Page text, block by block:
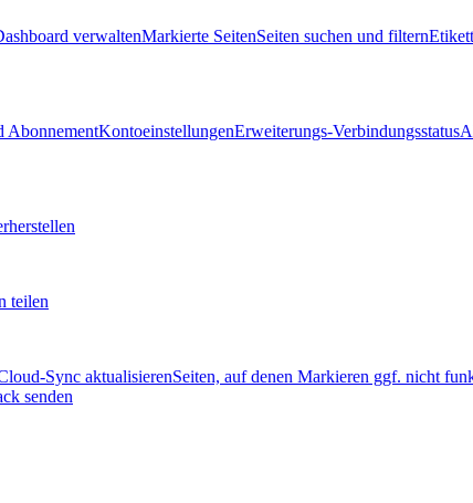
verwaltenMarkierte SeitenSeiten suchen und filtern
AbonnementKontoeinstellungenErweiterungs-Verbindungsstatus
teilen
Sync aktualisierenSeiten, auf denen Markieren ggf. nicht
senden